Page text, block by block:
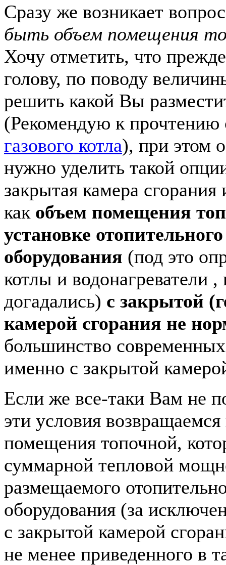
Сразу же возникает
быть объем помещения
Хочу отметить, что
голову, по поводу
решить какой Вы
(Рекомендую к
газового котла), при этом
нужно уделить такой
закрытая камера
как объем помещения
установке отопительного
оборудования (под это
котлы и водонагреватели
догадались) с закрытой
камерой сгорания не
большинство
именно с закрытой
Если же все-таки Вам не
эти условия
помещения топочной,
суммарной тепловой
размещаемого
оборудования (за
с закрытой камерой
не менее приведенного в